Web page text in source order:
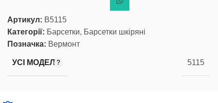
Артикул: В5115
Категорії: Барсетки, Барсетки шкіряні
Позначка: Вермонт
УСІ МОДЕЛІ 5115